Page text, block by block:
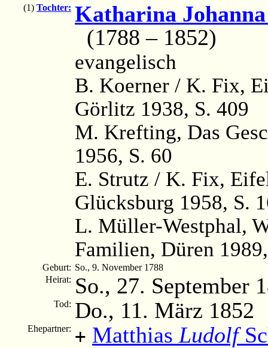
(1) Tochter: Katharina
(1788 – 1852)
evangelisch
B. Koerner / K. Fix,
Görlitz 1938, S. 409
M. Krefting, Das
1956, S. 60
E. Strutz / K. Fix,
Glücksburg 1958, S.
L. Müller-Westphal,
Familien, Düren
Geburt: So., 9. November 1788
Heirat: So., 27. September
Tod: Do., 11. März 1852
Ehepartner: + Matthias Ludolf